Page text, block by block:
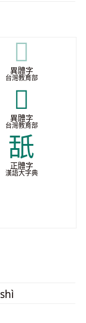
𤝰
異體字
台灣教育部
𦧭
異體字
台灣教育部
舐
正體字
漢語大字典